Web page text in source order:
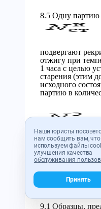
Наши юристы
нам сообщить вам,
используем файлы
улучшения качества
обслуживания
Принять
8.5 Одну партию
подвергают
отжигу при
1 часа с целью
старения (этим
исходного
партию в
оставляют в
состоянию
9 Порядок
образцов
9.1 Образцы,